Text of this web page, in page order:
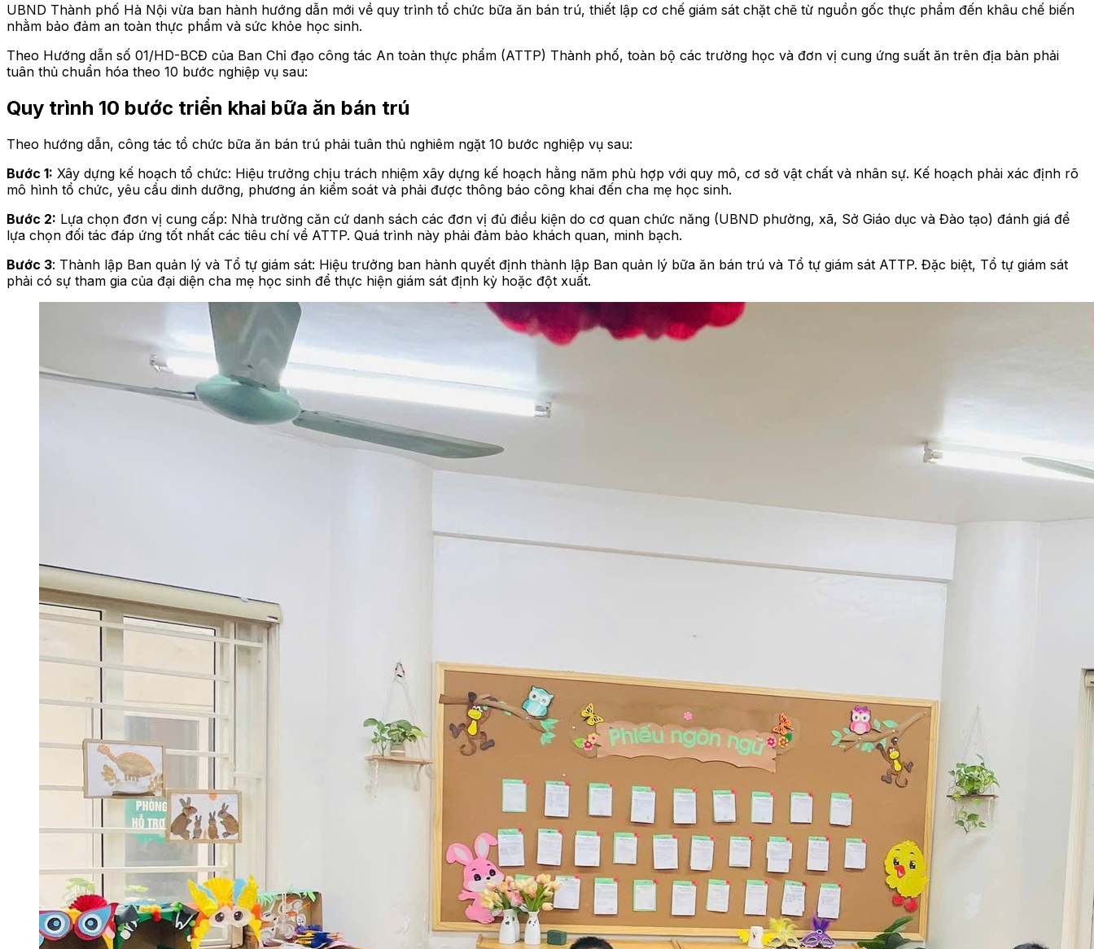
UBND Thành phố Hà Nội vừa ban hành hướng dẫn mới về quy trình tổ chức bữa ăn bán trú, thiết lập cơ chế giám sát chặt chẽ từ nguồn gốc thực phẩm đến khâu chế biến
nhằm bảo đảm an toàn thực phẩm và sức khỏe học sinh.
Theo Hướng dẫn số 01/HD-BCĐ của Ban Chỉ đạo công tác An toàn thực phẩm (ATTP) Thành phố, toàn bộ các trường học và đơn vị cung ứng suất ăn trên địa bàn phải
tuân thủ chuẩn hóa theo 10 bước nghiệp vụ sau:
Quy trình 10 bước triển khai bữa ăn bán trú
Theo hướng dẫn, công tác tổ chức bữa ăn bán trú phải tuân thủ nghiêm ngặt 10 bước nghiệp vụ sau:
Bước 1: Xây dựng kế hoạch tổ chức: Hiệu trưởng chịu trách nhiệm xây dựng kế hoạch hằng năm phù hợp với quy mô, cơ sở vật chất và nhân sự. Kế hoạch phải xác định rõ
mô hình tổ chức, yêu cầu dinh dưỡng, phương án kiểm soát và phải được thông báo công khai đến cha mẹ học sinh.
Bước 2: Lựa chọn đơn vị cung cấp: Nhà trường căn cứ danh sách các đơn vị đủ điều kiện do cơ quan chức năng (UBND phường, xã, Sở Giáo dục và Đào tạo) đánh giá để
lựa chọn đối tác đáp ứng tốt nhất các tiêu chí về ATTP. Quá trình này phải đảm bảo khách quan, minh bạch.
Bước 3: Thành lập Ban quản lý và Tổ tự giám sát: Hiệu trưởng ban hành quyết định thành lập Ban quản lý bữa ăn bán trú và Tổ tự giám sát ATTP. Đặc biệt, Tổ tự giám sát
phải có sự tham gia của đại diện cha mẹ học sinh để thực hiện giám sát định kỳ hoặc đột xuất.